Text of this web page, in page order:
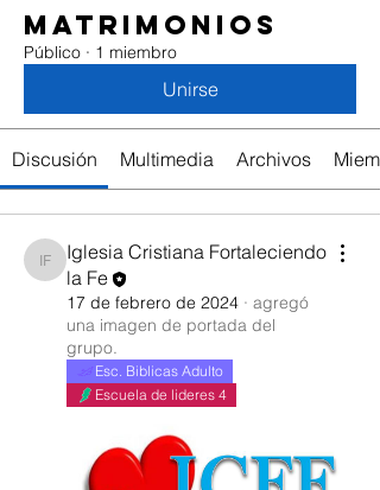
Matrimonios
Público · 1 miembro
Unirse
Discusión Multimedia Archivos
Iglesia Cristiana Fortaleciendo la Fe
Iglesia Cristiana Fortaleciendo
la Fe
17 de febrero de 2024 · agregó
una imagen de portada del
grupo.
Esc. Biblicas Adulto
Escuela de lideres 4